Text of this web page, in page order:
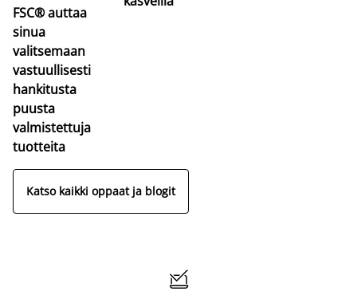
FSC® auttaa
sinua
valitsemaan
vastuullisesti
hankitusta
puusta
valmistettuja
tuotteita
Katso kaikki oppaat ja blogit
